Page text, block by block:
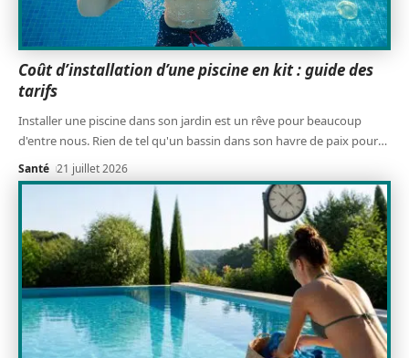
Coût d’installation d’une piscine en kit : guide des
tarifs
Installer une piscine dans son jardin est un rêve pour beaucoup
d'entre nous. Rien de tel qu'un bassin dans son havre de paix pour…
Santé 21 juillet 2026